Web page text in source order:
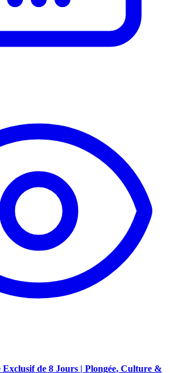
de 8 Jours | Plongée, Culture &